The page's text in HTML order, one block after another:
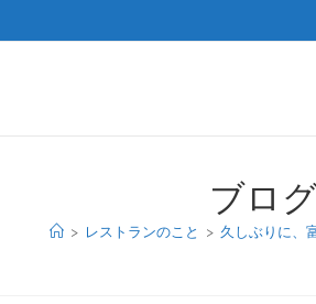
ブロ
> レストランのこと > 久しぶりに、